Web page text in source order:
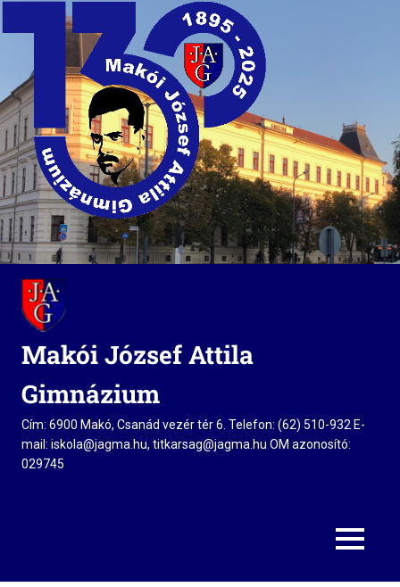
Skip
content
Makói József Attila
Gimnázium
Cím: 6900 Makó, Csanád vezér tér 6. Telefon: (62) 510-932 E-
mail: iskola@jagma.hu, titkarsag@jagma.hu OM azonosító:
029745
MENU